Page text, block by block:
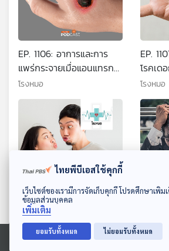
ดาวน์โหลด Thai PBS Podcast Application
EP. 1106: อาการและการ
แพร่กระจายเมื่อแอนแทรกซ์
เข้าสู่ร่างกายมนุษย์
โรงหมอ
EP.
โรคเด
โรงหมอ
EP. 1108: แรกรักมักร้อนรน
เรื่องของคนมีความรัก
หนัก จ
ไทยพีบีเอสใช้คุกกี้
เว็บไซต์ของเรามีการจัดเก็บคุกกี้ โปรดศึกษาเพิ่
ข้อมูลส่วนบุคคล
เพิ่มเติม
ยอมรับทั้งหมด ไม่ยอมรับทั้งหมด